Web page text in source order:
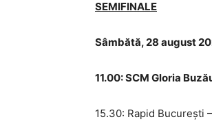
SEMIFINALE
Sâmbătă, 28 august
11.00: SCM Gloria
15.30: Rapid Bucureşti